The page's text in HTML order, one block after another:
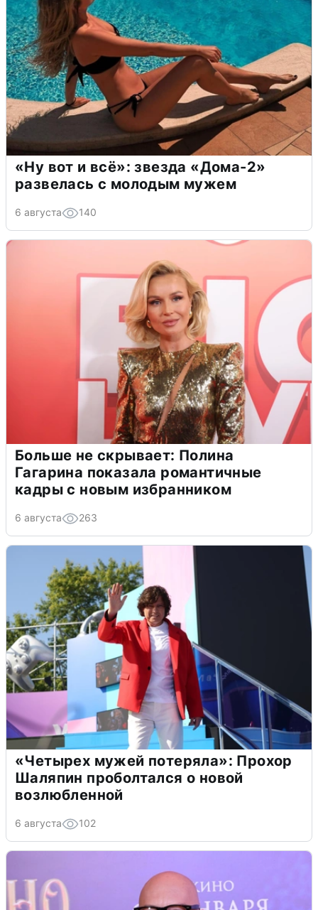
«Ну вот и всё»: звезда «Дома-2»
развелась с молодым мужем
6 августа 140
Больше не скрывает: Полина
Гагарина показала романтичные
кадры с новым избранником
6 августа 263
«Четырех мужей потеряла»: Прохор
Шаляпин проболтался о новой
возлюбленной
6 августа 102